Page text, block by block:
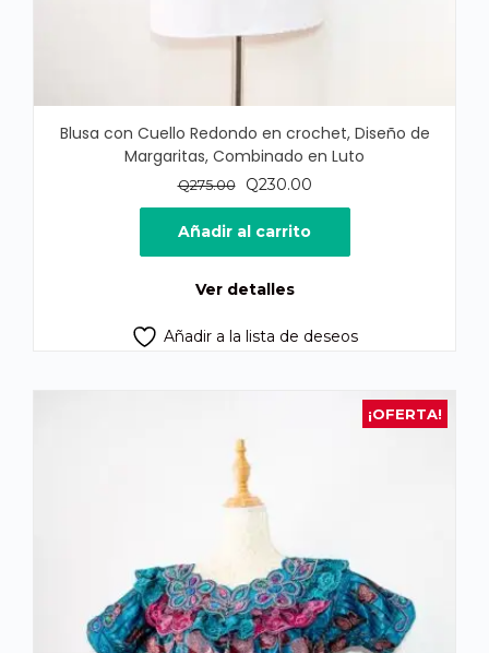
Blusa con Cuello Redondo en crochet, Diseño de
Margaritas, Combinado en Luto
Q275.00
El
precio
original
era:
Q230.00El
precio
actual
es:
Añadir al carrito
Ver detalles
Añadir a la lista de deseos
¡OFERTA!